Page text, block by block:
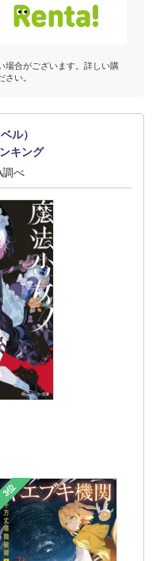
場合がございます。詳しい購
さい。
ル）
キング
調べ
3位